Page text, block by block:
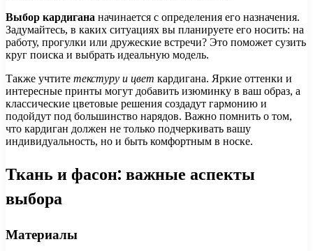
Выбор кардигана начинается с определения его назначения.
Задумайтесь, в каких ситуациях вы планируете его носить: на
работу, прогулки или дружеские встречи? Это поможет сузить
круг поиска и выбрать идеальную модель.
Также учтите текстуру и цвет кардигана. Яркие оттенки и
интересные принты могут добавить изюминку в ваш образ, а
классические цветовые решения создадут гармонию и
подойдут под большинство нарядов. Важно помнить о том,
что кардиган должен не только подчеркивать вашу
индивидуальность, но и быть комфортным в носке.
Ткань и фасон: важные аспекты
выбора
Материалы